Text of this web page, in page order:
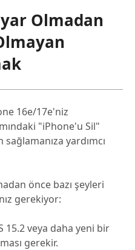
Olmadan
16e/17e'niz
"iPhone'u Sil"
yardımcı
önce bazı şeyleri
gerekiyor:
15.2 veya daha yeni bir
gerekir.